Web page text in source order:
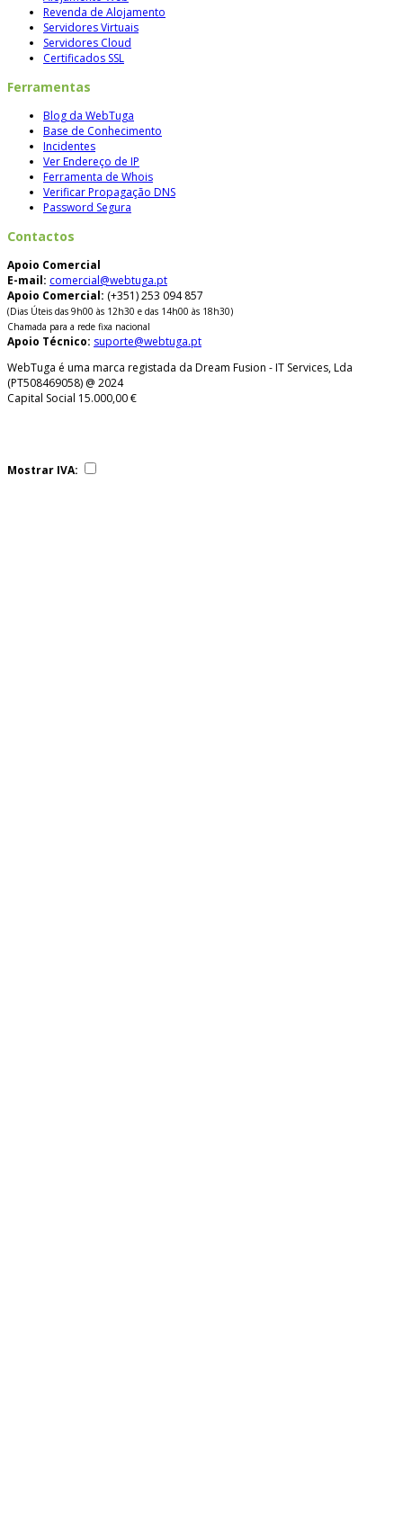
Revenda de Alojamento
Servidores Virtuais
Servidores Cloud
Certificados SSL
Ferramentas
Blog da WebTuga
Base de Conhecimento
Incidentes
Ver Endereço de IP
Ferramenta de Whois
Verificar Propagação DNS
Password Segura
Contactos
Apoio Comercial
E-mail: comercial@webtuga.pt
Apoio Comercial: (+351) 253 094 857
(Dias Úteis das 9h00 às 12h30 e das 14h00 às 18h30)
Chamada para a rede fixa nacional
Apoio Técnico: suporte@webtuga.pt
WebTuga é uma marca registada da Dream Fusion - IT Services, Lda
(PT508469058) @ 2024
Capital Social 15.000,00 €
Mostrar IVA: